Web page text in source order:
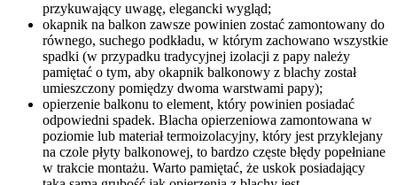
przykuwający uwagę, elegancki wygląd;
okapnik na balkon zawsze powinien zostać zamontowany do
równego, suchego podkładu, w którym zachowano wszystkie
spadki (w przypadku tradycyjnej izolacji z papy należy
pamiętać o tym, aby okapnik balkonowy z blachy został
umieszczony pomiędzy dwoma warstwami papy);
opierzenie balkonu to element, który powinien posiadać
odpowiedni spadek. Blacha opierzeniowa zamontowana w
poziomie lub materiał termoizolacyjny, który jest przyklejany
na czole płyty balkonowej, to bardzo częste błędy popełniane
w trakcie montażu. Warto pamiętać, że uskok posiadający